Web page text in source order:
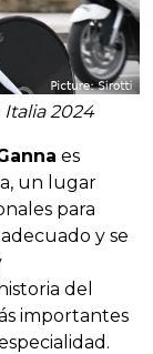
2024
es
un lugar
para
y se
del
importantes